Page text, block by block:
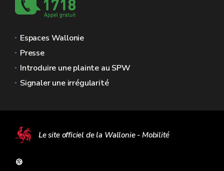
Espaces Wallonie
Presse
Introduire une plainte au SPW
Signaler une irrégularité
Le site officiel de la Wallonie - Mobilité
🍪